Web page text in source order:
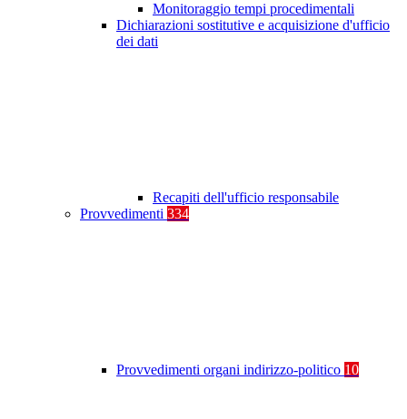
Monitoraggio tempi procedimentali
Dichiarazioni sostitutive e acquisizione d'ufficio
dei dati
Recapiti dell'ufficio responsabile
Provvedimenti 334
Provvedimenti organi indirizzo-politico 10